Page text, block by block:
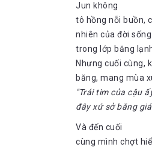
Jun không
tô hồng nỗi buồn,
nhiên của đời
trong lớp băng
Nhưng cuối cùng,
"Trái tim của cậu
đây xứ sở băng
Và đến cuối
cùng mình chợt